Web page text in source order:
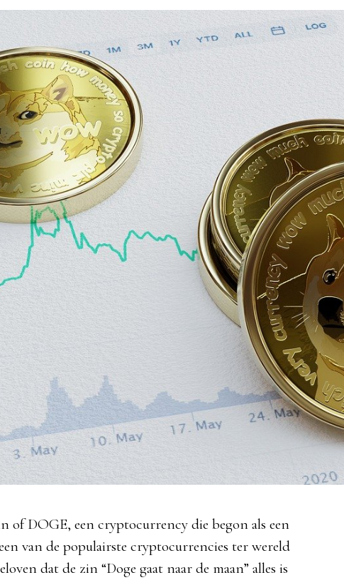
van de populairste cryptocurrencies ter wereld
dat de zin “Doge gaat naar de maan” alles is